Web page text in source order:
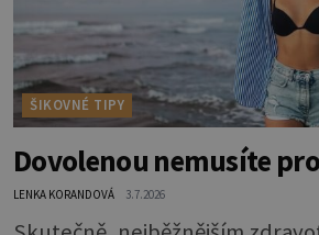
ŠIKOVNÉ TIPY
Dovolenou nemusíte
LENKA KORANDOVÁ 3.7.2026